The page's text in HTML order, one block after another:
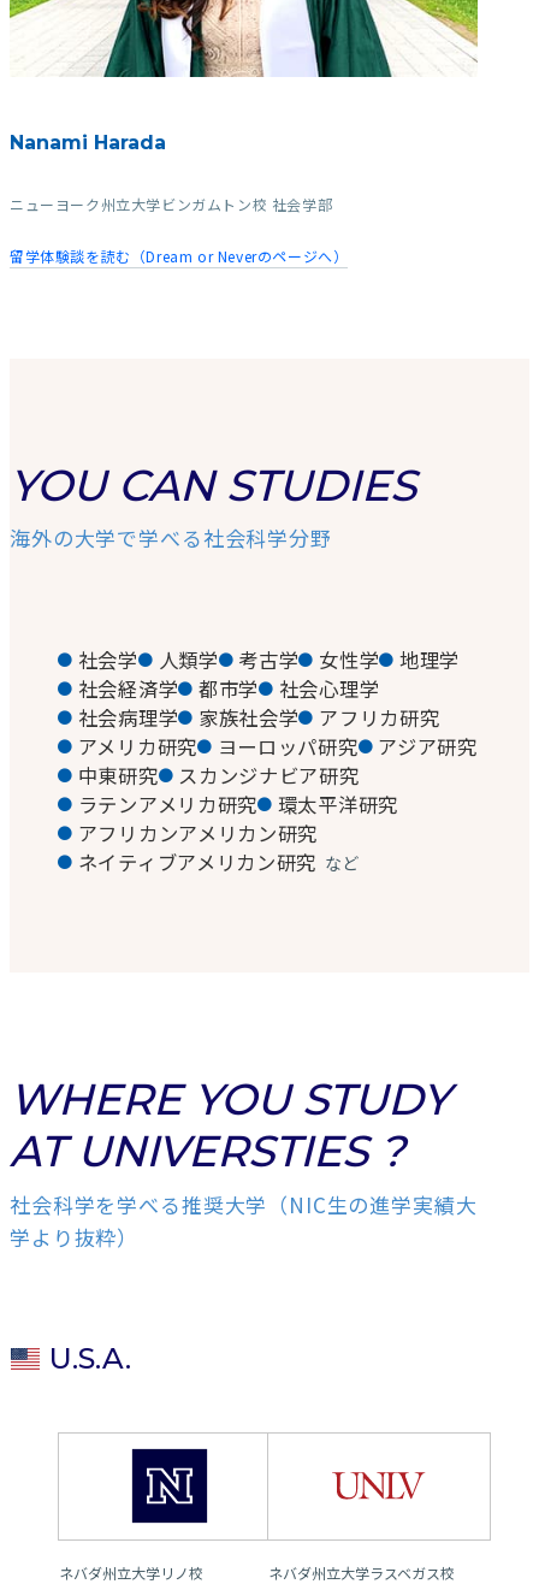
Nanami Harada
ニューヨーク州立大学ビンガムトン校 社会学部
留学体験談を読む（Dream or Neverのページへ）
YOU CAN STUDIES
海外の大学で学べる社会科学分野
社会学 人類学 考古学 女性学
地理学
社会経済学
都市学
社会心理学
社会病理学
家族社会学
アフリカ研究
アメリカ研究
ヨーロッパ研究
アジア研究
中東研究
スカンジナビア研究
ラテンアメリカ研究
環太平洋研究
アフリカンアメリカン研究
ネイティブアメリカン研究
WHERE YOU STUDY
AT UNIVERSTIES ?
社会科学を学べる推奨大学（NIC生の進学実績大
学より抜粋）
U.S.A.
ネバダ州立大学リノ校
ネバダ州立大学ラスベガス校